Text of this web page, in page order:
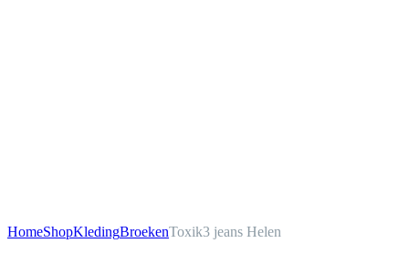
HomeShopKledingBroekenToxik3 jeans Helen